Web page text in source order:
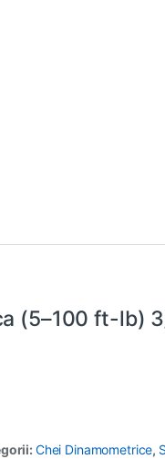
(5–100 ft-lb)
Chei Dinamometrice,